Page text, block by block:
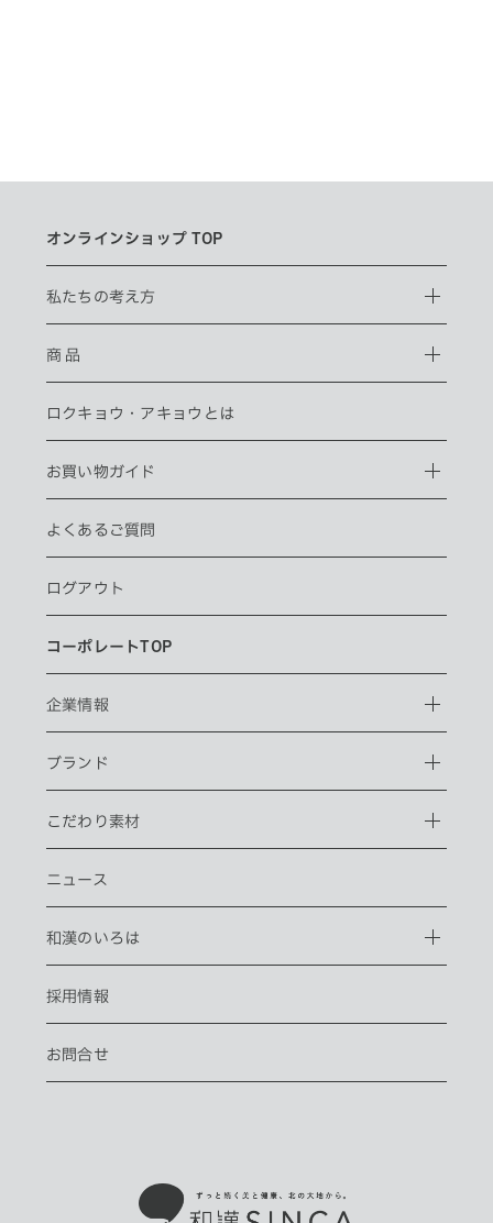
オンラインショップ TOP
私たちの考え方
商 品
ロクキョウ・ アキョウとは
お買い物ガイド
よくあるご質問
ログアウト
コーポレートTOP
企業情報
ブランド
こだわり素材
ニュース
和漢のいろは
採用情報
お問合せ